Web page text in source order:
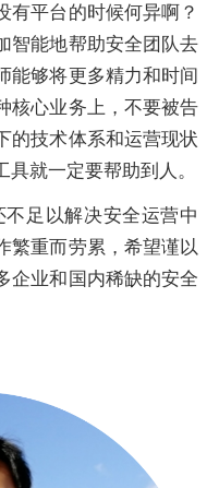
有平台的时候何异啊？
智能地帮助安全团队去
能够将更多精力和时间
核心业务上，不要被告
的技术体系和运营现状
就一定要帮助到人。
足以解决安全运营中
繁重而劳累，希望谨以
企业和国内稀缺的安全